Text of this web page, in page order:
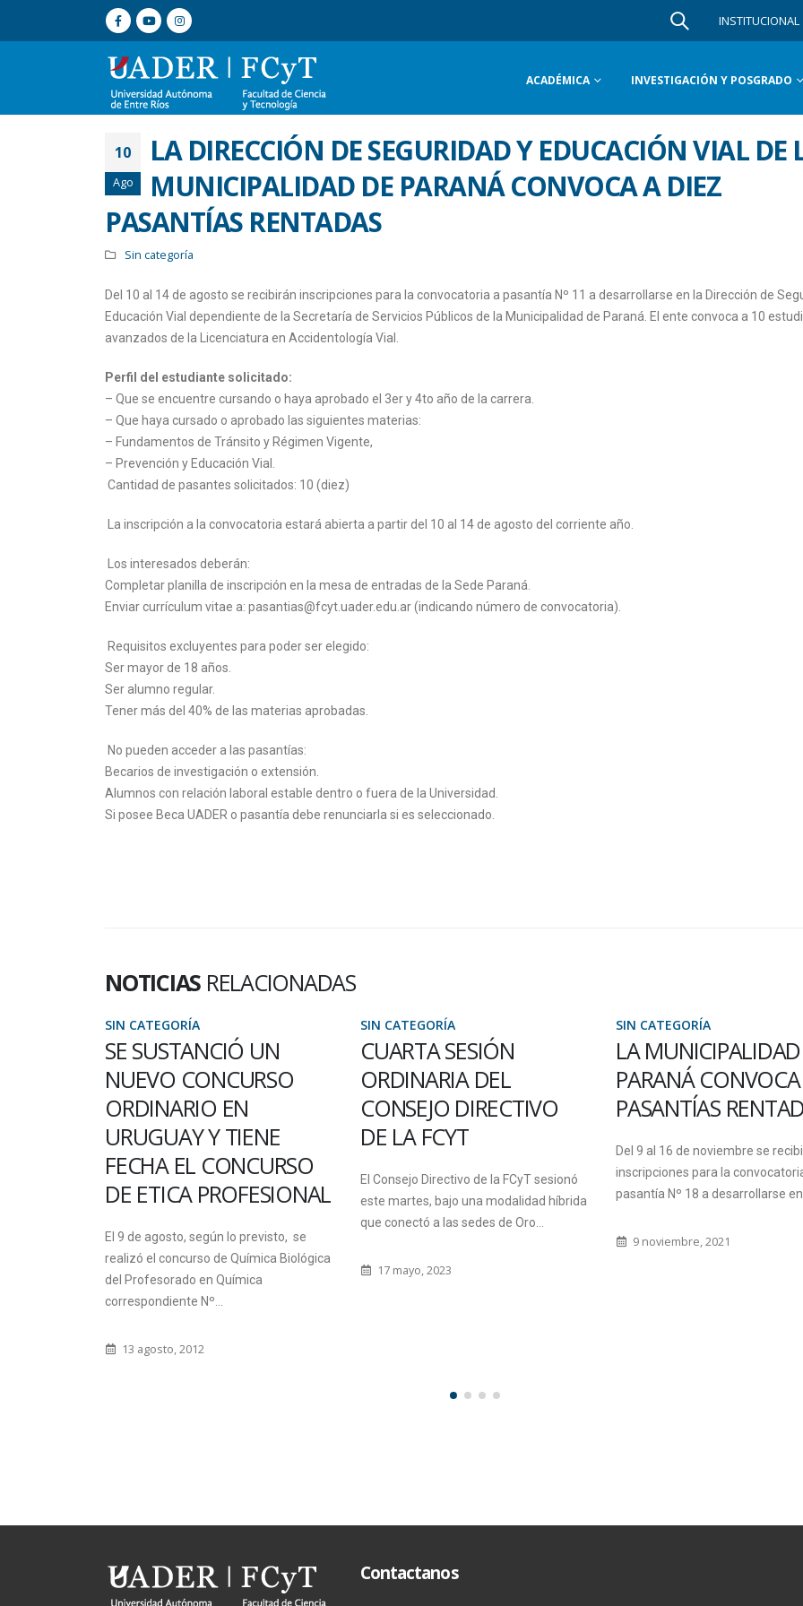
INSTITUCIONAL
ACADÉMICA INVESTIGACIÓN Y POSGRADO
10
Ago
LA DIRECCIÓN DE SEGURIDAD Y EDUCACIÓN VIAL DE
MUNICIPALIDAD DE PARANÁ CONVOCA A DIEZ
PASANTÍAS RENTADAS
Sin categoría
Del 10 al 14 de agosto se recibirán inscripciones para la convocatoria a pasantía Nº 11 a desarrollarse en la Dirección de
Educación Vial dependiente de la Secretaría de Servicios Públicos de la Municipalidad de Paraná. El ente convoca a 10
avanzados de la Licenciatura en Accidentología Vial.
Perfil del estudiante solicitado:
– Que se encuentre cursando o haya aprobado el 3er y 4to año de la carrera.
– Que haya cursado o aprobado las siguientes materias:
– Fundamentos de Tránsito y Régimen Vigente,
– Prevención y Educación Vial.
Cantidad de pasantes solicitados: 10 (diez)
La inscripción a la convocatoria estará abierta a partir del 10 al 14 de agosto del corriente año.
Los interesados deberán:
Completar planilla de inscripción en la mesa de entradas de la Sede Paraná.
Enviar currículum vitae a: pasantias@fcyt.uader.edu.ar (indicando número de convocatoria).
Requisitos excluyentes para poder ser elegido:
Ser mayor de 18 años.
Ser alumno regular.
Tener más del 40% de las materias aprobadas.
No pueden acceder a las pasantías:
Becarios de investigación o extensión.
Alumnos con relación laboral estable dentro o fuera de la Universidad.
Si posee Beca UADER o pasantía debe renunciarla si es seleccionado.
NOTICIAS RELACIONADAS
SIN CATEGORÍA
CUARTA SESIÓN
ORDINARIA DEL
CONSEJO DIRECTIVO
DE LA FCYT
este martes, bajo una modalidad híbrida
SIN CATEGORÍA
LA MUNICIPALIDAD DE
PARANÁ CONVOCA A
PASANTÍAS RENTADAS
inscripciones para la convocatoria de
pasantía Nº 18 a desarrollarse en la...
SIN CATEGORÍA
HASTA EL 2 DE
SE RECIBEN
INSCRIPCIONES
DE BECAS
UNIVERSITARIAS
Hasta el 2 de marzo de 2012 se
Contactanos